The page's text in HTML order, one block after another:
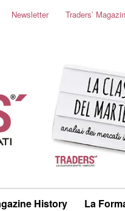
Newsletter Traders’
History La